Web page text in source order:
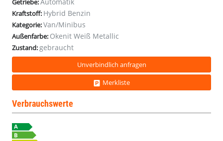
HD
Keyl
HD
Keyl
HD
Keyl
HD
Keyl
Getriebe:
Kraftstoff: Hybrid Benzin
Kategorie:Van/Minibus
Außenfarbe: Okenit Weiß Metallic
Zustand: gebraucht
Unverbindlich anfragen
Merkliste
Verbrauchswerte